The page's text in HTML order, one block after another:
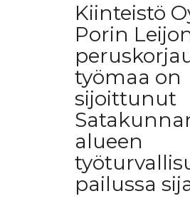
Kiinteistö
Porin
työmaa on
sijoittunut
alueen
pailussa